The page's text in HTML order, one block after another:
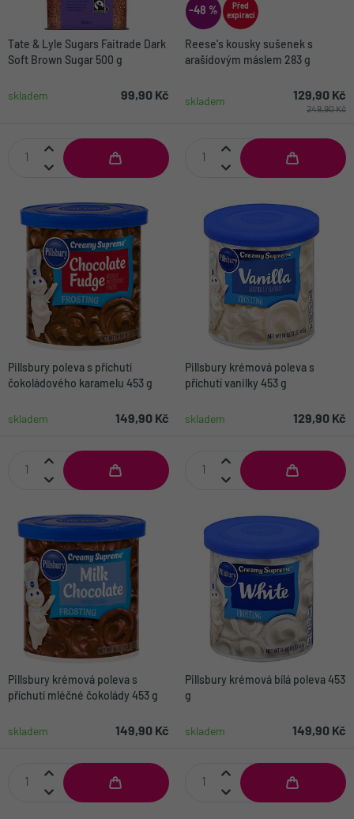
Tate & Lyle Sugars Faitrade Dark
Soft Brown Sugar 500 g
skladem 99,90 Kč
-48 %
Před
expirací
Reese's kousky sušenek s
arašídovým máslem 283 g
skladem 129,90 Kč
249,90 Kč
Pillsbury poleva s příchutí
čokoládového karamelu 453 g
skladem 149,90 Kč
Pillsbury krémová poleva s
příchutí vanilky 453 g
skladem 129,90 Kč
Pillsbury krémová poleva s
příchutí mléčné čokolády 453 g
skladem 149,90 Kč
Pillsbury krémová bílá poleva 453
g
skladem 149,90 Kč